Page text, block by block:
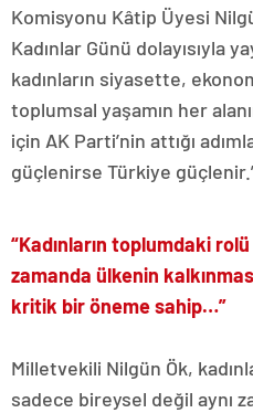
Komisyonu Kâtip Üyesi
Kadınlar Günü dolayısıyla
kadınların siyasette,
toplumsal yaşamın her
için AK Parti’nin attığı
güçlenirse Türkiye
“Kadınların toplumdaki
zamanda ülkenin
kritik bir öneme sahip…”
Milletvekili Nilgün Ök,
sadece bireysel değil aynı